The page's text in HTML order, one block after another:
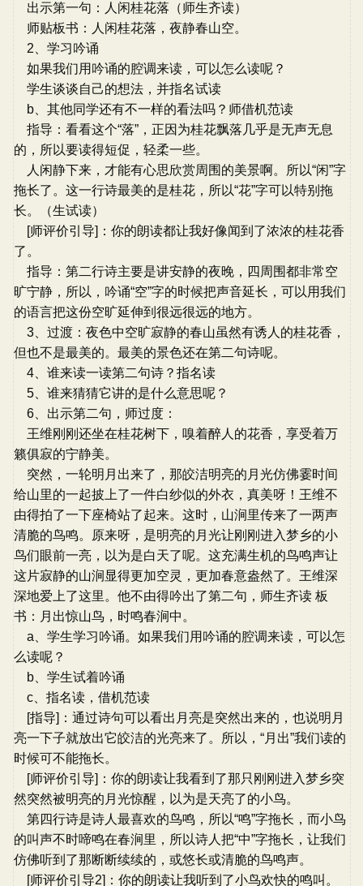
出示第一句：人闲桂花落（师生齐读）
师贴板书：人闲桂花落，夜静春山空。
2、学习吟诵
如果我们用吟诵的腔调来读，可以怎么读呢？
学生谈谈自己的想法，并指名试读
b、其他同学还有不一样的看法吗？师借机范读
指导：看看这个“落”，正因为桂花飘落几乎是无声无息
的，所以要读得短促，轻柔一些。
人闲静下来，才能有心思欣赏周围的美景啊。所以“闲”字
拖长了。这一行诗最美的是桂花，所以“花”字可以特别拖
长。（生试读）
[师评价引导]：你的朗读都让我好像闻到了浓浓的桂花香
了。
指导：第二行诗主要是讲安静的夜晚，四周围都非常空
旷宁静，所以，吟诵“空”字的时候把声音延长，可以用我们
的语言把这份空旷延伸到很远很远的地方。
3、过渡：夜色中空旷寂静的春山虽然有诱人的桂花香，
但也不是最美的。最美的景色还在第二句诗呢。
4、谁来读一读第二句诗？指名读
5、谁来猜猜它讲的是什么意思呢？
6、出示第二句，师过度：
王维刚刚还坐在桂花树下，嗅着醉人的花香，享受着万
籁俱寂的宁静美。
突然，一轮明月出来了，那皎洁明亮的月光仿佛霎时间
给山里的一起披上了一件白纱似的外衣，真美呀！王维不
由得拍了一下座椅站了起来。这时，山涧里传来了一两声
清脆的鸟鸣。原来呀，是明亮的月光让刚刚进入梦乡的小
鸟们眼前一亮，以为是白天了呢。这充满生机的鸟鸣声让
这片寂静的山涧显得更加空灵，更加春意盎然了。王维深
深地爱上了这里。他不由得吟出了第二句，师生齐读 板
书：月出惊山鸟，时鸣春涧中。
a、学生学习吟诵。如果我们用吟诵的腔调来读，可以怎
么读呢？
b、学生试着吟诵
c、指名读，借机范读
[指导]：通过诗句可以看出月亮是突然出来的，也说明月
亮一下子就放出它皎洁的光亮来了。所以，“月出”我们读的
时候可不能拖长。
[师评价引导]：你的朗读让我看到了那只刚刚进入梦乡突
然突然被明亮的月光惊醒，以为是天亮了的小鸟。
第四行诗是诗人最喜欢的鸟鸣，所以“鸣”字拖长，而小鸟
的叫声不时啼鸣在春涧里，所以诗人把“中”字拖长，让我们
仿佛听到了那断断续续的，或悠长或清脆的鸟鸣声。
[师评价引导2]：你的朗读让我听到了小鸟欢快的鸣叫。